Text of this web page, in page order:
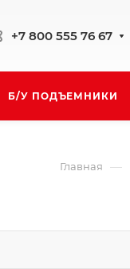
+7 800 555 76 67
Б/У ПОДЪЕМНИКИ
Главная —